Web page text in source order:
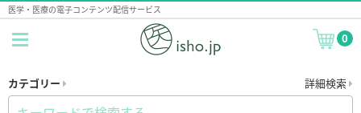
医学・医療の電子コンテンツ配信サービス
0
カテゴリー 詳細検索